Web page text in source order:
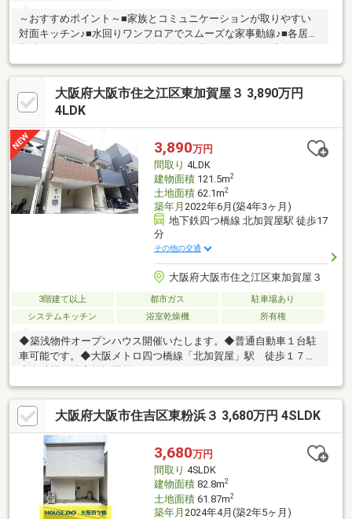
～おすすめポイント～■家族とコミュニケーションが取りやすい
対面キッチン♪■水回りワンフロアでスムーズな家事動線♪■各居室
ルコニーで陽当り・風通し良好♪～周辺環境～・スーパーまで徒歩
約5分・コンビニまで徒歩約5分・ドラッグストアまで徒歩約6分
スーパーも近くお買い物に便利な住環境！住吉川小学校まで徒歩
約6分とお子様の通いやすい距離♪公園も近く、子育て世代の方に
ーンなど資金計画などお気軽にご相談ください!!
大阪府大阪市住之江区東加賀屋３ 3,890万円
4LDK
3,890万円
間取り 4LDK
建物面積121.5m2
土地面積62.1m2
築年月 2022年6月(築4年3ヶ月)
地下鉄四つ橋線 北加賀屋駅 徒歩17
分
その他の交通
大阪府大阪市住之江区東加賀屋３
3階建て以上 都市ガス
駐車場あり
システムキッチン
浴室乾燥機 所有権
◆築浅物件オープンハウス開催いたします。◆普通自動車１台駐
車可能です。◆大阪メトロ四つ橋線「北加賀屋」駅 徒歩１７分
大阪府大阪市住吉区東粉浜３ 3,680万円 4SLDK
3,680万円
間取り 4SLDK
建物面積82.8m2
土地面積61.87m2
築年月 2024年4月(築2年5ヶ月)